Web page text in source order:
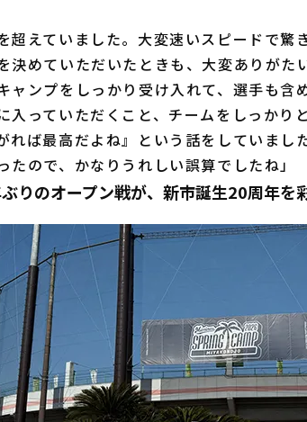
超えていました。大変速いスピードで
決めていただいたときも、大変ありがた
ャンプをしっかり受け入れて、選手も
入っていただくこと、チームをしっかり
れば最高だよね』という話をしていまし
たので、かなりうれしい誤算でしたね」
りのオープン戦が、新市誕生20周年を